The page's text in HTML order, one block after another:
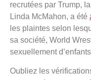
recrutées par Trump,
Linda McMahon, a été
les plaintes selon
sa société, World
sexuellement
Oubliez les